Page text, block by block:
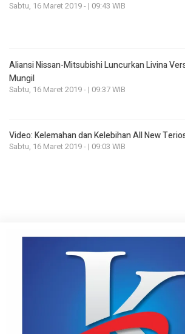
Sabtu, 16 Maret 2019 - | 09:43 WIB
Aliansi Nissan-Mitsubishi Luncurkan Livina
Mungil
Sabtu, 16 Maret 2019 - | 09:37 WIB
Video: Kelemahan dan Kelebihan All New
Sabtu, 16 Maret 2019 - | 09:03 WIB